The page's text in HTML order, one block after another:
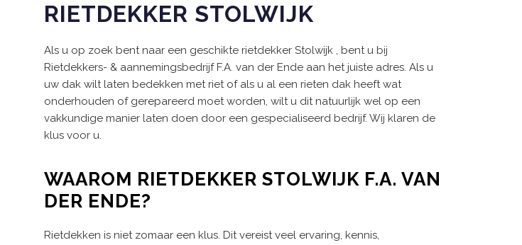
RIETDEKKER STOLWIJK
Als u op zoek bent naar een geschikte rietdekker Stolwijk , bent u bij
Rietdekkers- & aannemingsbedrijf F.A. van der Ende aan het juiste adres. Als u
uw dak wilt laten bedekken met riet of als u al een rieten dak heeft wat
onderhouden of gerepareerd moet worden, wilt u dit natuurlijk wel op een
vakkundige manier laten doen door een gespecialiseerd bedrijf. Wij klaren de
klus voor u.
WAAROM RIETDEKKER STOLWIJK F.A. VAN
DER ENDE?
Rietdekken is niet zomaar een klus. Dit vereist veel ervaring, kennis,